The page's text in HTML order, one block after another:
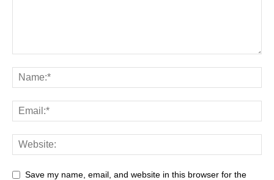
Save my name, email, and website in this browser for the